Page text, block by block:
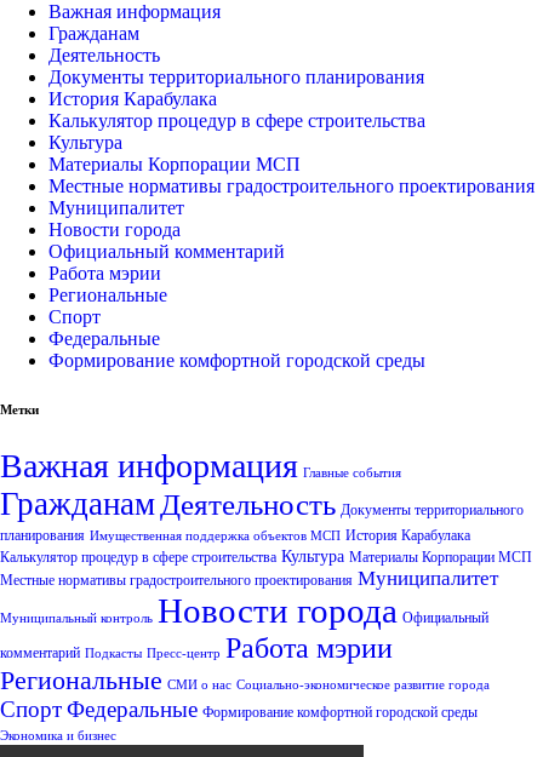
Важная информация
Гражданам
Деятельность
Документы территориального планирования
История Карабулака
Калькулятор процедур в сфере строительства
Культура
Материалы Корпорации МСП
Местные нормативы градостроительного проектирования
Муниципалитет
Новости города
Официальный комментарий
Работа мэрии
Региональные
Спорт
Федеральные
Формирование комфортной городской среды
Метки
Важная информация Главные события
Гражданам Деятельность Документы территориального
планирования Имущественная поддержка объектов МСП История Карабулака
Калькулятор процедур в сфере строительства Культура Материалы Корпорации МСП
Местные нормативы градостроительного проектирования Муниципалитет
Муниципальный контроль Новости города Официальный
комментарий Подкасты Пресс-центр Работа мэрии
Региональные СМИ о нас Социально-экономическое развитие города
СпортФедеральные Формирование комфортной городской среды
Экономика и бизнес